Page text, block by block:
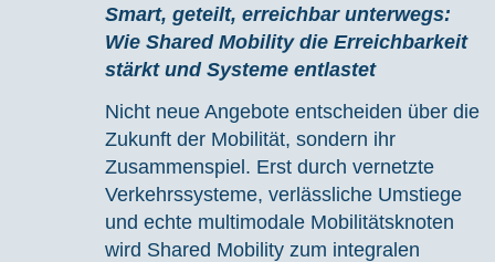
Smart, geteilt, erreichbar unterwegs:
Wie Shared Mobility die Erreichbarkeit
stärkt und Systeme entlastet
Nicht neue Angebote entscheiden über die
Zukunft der Mobilität, sondern ihr
Zusammenspiel. Erst durch vernetzte
Verkehrssysteme, verlässliche Umstiege
und echte multimodale Mobilitätsknoten
wird Shared Mobility zum integralen